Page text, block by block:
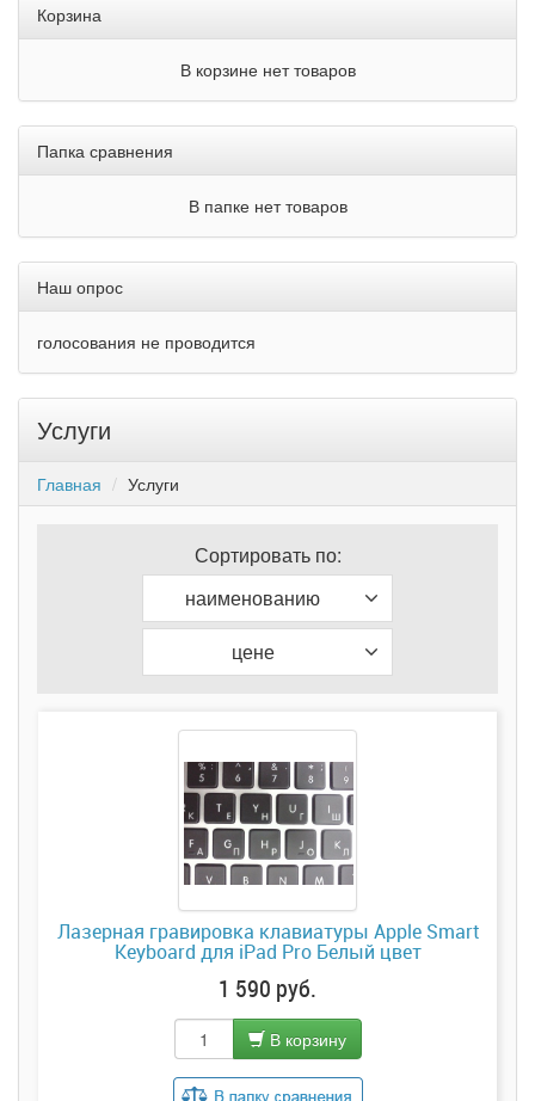
Корзина
В корзине нет товаров
Папка сравнения
В папке нет товаров
Наш опрос
голосования не проводится
Услуги
Главная Услуги
Сортировать по:
наименованию
цене
Лазерная гравировка клавиатуры Apple Smart
Keyboard для iPad Pro Белый цвет
1 590 руб.
В корзину